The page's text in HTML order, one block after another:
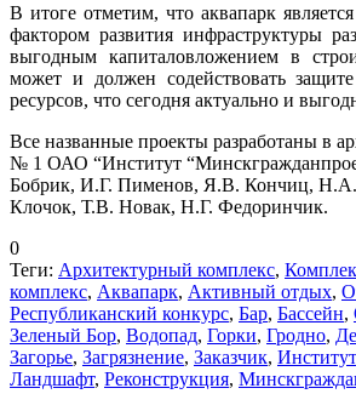
В итоге отметим, что аквапарк
фактором развития инфраструктуры
выгодным капиталовложением в
может и должен содействовать
ресурсов, что сегодня актуально и
Все названные проекты разработаны в
№ 1 ОАО “Институт
Бобрик, И.Г. Пименов, Я.В. Кончиц, Н.А.
Клочок, Т.В. Новак, Н.Г. Федоринчик.
0
Теги: Архитектурный комплекс,
комплекс, Аквапарк, Активный отдых,
Республиканский конкурс, Бар, Бассейн,
Зеленый Бор, Водопад, Горки, Гродно,
Загорье, Загрязнение, Заказчик, Институт
Ландшафт, Реконструкция,